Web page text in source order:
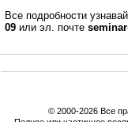
Все подробности
09 или эл. почте
© 2000-2026 Все